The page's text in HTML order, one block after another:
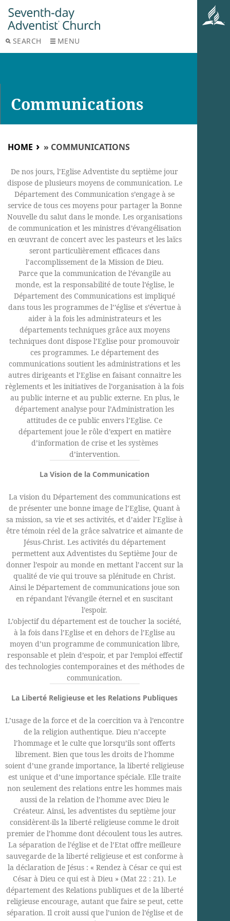
SEARCH MENU
Communications
HOME » COMMUNICATIONS
De nos jours, l’Eglise Adventiste du septième jour
dispose de plusieurs moyens de communication. Le
Département des Communication s’engage à se
service de tous ces moyens pour partager la Bonne
Nouvelle du salut dans le monde. Les organisations
de communication et les ministres d’évangélisation
en œuvrant de concert avec les pasteurs et les laïcs
seront particulièrement efficaces dans
l’accomplissement de la Mission de Dieu.
Parce que la communication de l’évangile au
monde, est la responsabilité de toute l’église, le
Département des Communications est impliqué
dans tous les programmes de l’’église et s’évertue à
aider à la fois les administrateurs et les
départements techniques grâce aux moyens
techniques dont dispose l’Eglise pour promouvoir
ces programmes. Le département des
communications soutient les administrations et les
autres dirigeants et l’Eglise en faisant connaitre les
règlements et les initiatives de l’organisation à la fois
au public interne et au public externe. En plus, le
département analyse pour l’Administration les
attitudes de ce public envers l’Eglise. Ce
département joue le rôle d’expert en matière
d’information de crise et les systèmes
d’intervention.
La Vision de la Communication
La vision du Département des communications est
de présenter une bonne image de l’Eglise, Quant à
sa mission, sa vie et ses activités, et d’aider l’Eglise à
être témoin réel de la grâce salvatrice et aimante de
Jésus-Christ. Les activités du département
permettent aux Adventistes du Septième Jour de
donner l’espoir au monde en mettant l’accent sur la
qualité de vie qui trouve sa plénitude en Christ.
Ainsi le Département de communications joue son
en répandant l’évangile éternel et en suscitant
l’espoir.
L’objectif du département est de toucher la société,
à la fois dans l’Eglise et en dehors de l’Eglise au
moyen d’un programme de communication libre,
responsable et plein d’espoir, et par l’emploi effectif
des technologies contemporaines et des méthodes de
communication.
La Liberté Religieuse et les Relations Publiques
L’usage de la force et de la coercition va à l’encontre
de la religion authentique. Dieu n’accepte
l’hommage et le culte que lorsqu’ils sont offerts
librement. Bien que tous les droits de l’homme
soient d’une grande importance, la liberté religieuse
est unique et d’une importance spéciale. Elle traite
non seulement des relations entre les hommes mais
aussi de la relation de l’homme avec Dieu le
Créateur. Ainsi, les adventistes du septième jour
considèrent-ils la liberté religieuse comme le droit
premier de l’homme dont découlent tous les autres.
La séparation de l’église et de l’Etat offre meilleure
sauvegarde de la liberté religieuse et est conforme à
la déclaration de Jésus : « Rendez à César ce qui est
César à Dieu ce qui est à Dieu » (Mat 22 : 21). Le
département des Relations publiques et de la liberté
religieuse encourage, autant que faire se peut, cette
séparation. Il croit aussi que l’union de l’église et de